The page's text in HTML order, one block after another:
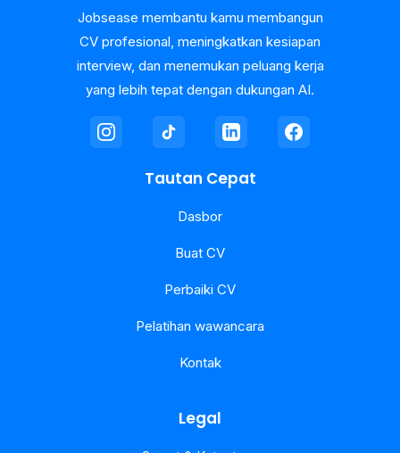
Jobsease membantu kamu membangun
CV profesional, meningkatkan kesiapan
interview, dan menemukan peluang kerja
yang lebih tepat dengan dukungan AI.
Tautan Cepat
Dasbor
Buat CV
Perbaiki CV
Pelatihan wawancara
Kontak
Legal